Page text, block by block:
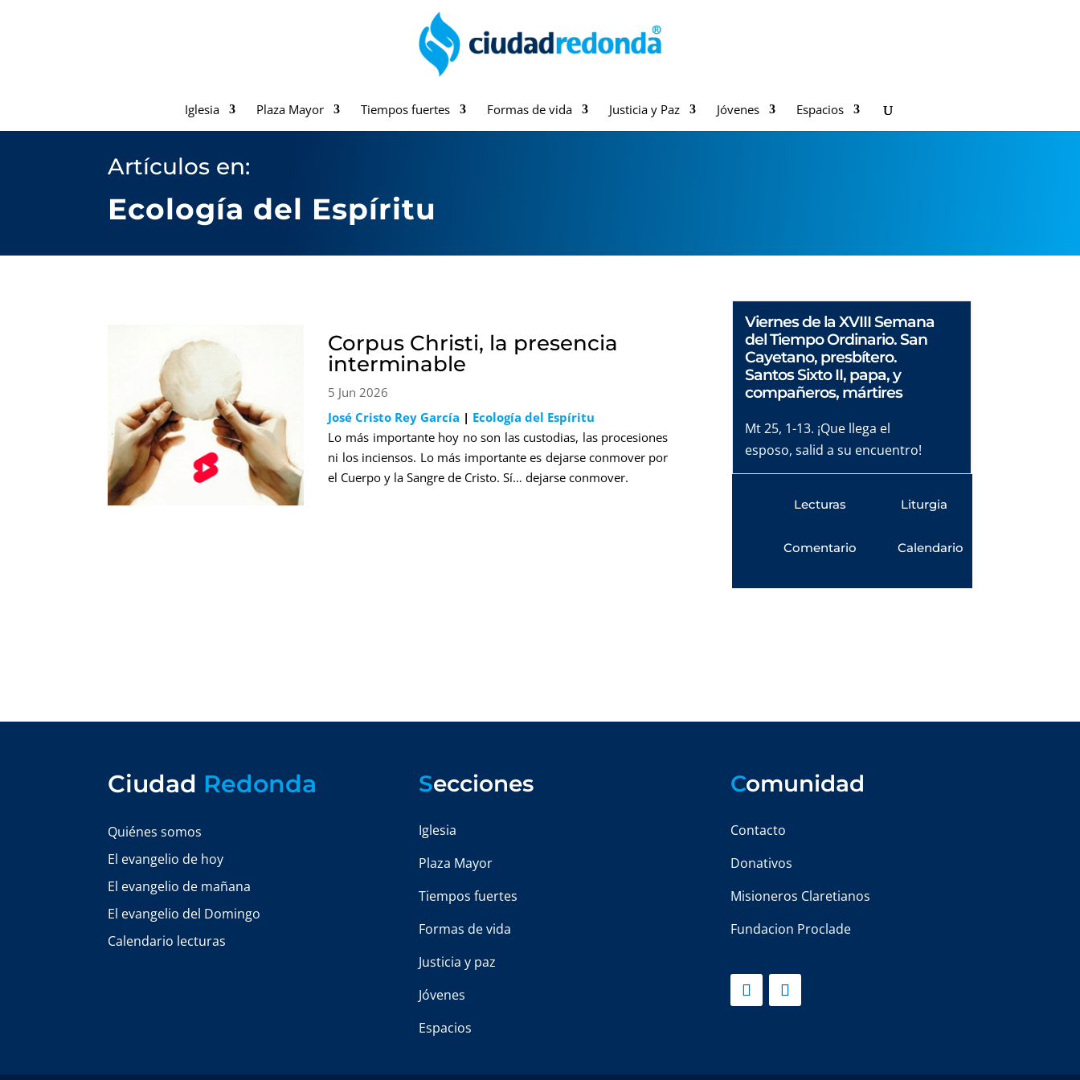
Iglesia Plaza Mayor Tiempos fuertes Formas de vida Justicia y Paz Jóvenes Espacios
Artículos en:
Ecología del Espíritu
Corpus Christi, la presencia
interminable
5 Jun 2026
José Cristo Rey García | Ecología del Espíritu
Lo más importante hoy no son las custodias, las procesiones
ni los inciensos. Lo más importante es dejarse conmover por
el Cuerpo y la Sangre de Cristo. Sí… dejarse conmover.
Viernes de la XVIII Semana
del Tiempo Ordinario. San
Cayetano, presbítero.
Santos Sixto II, papa, y
compañeros, mártires
Mt 25, 1-13. ¡Que llega el
esposo, salid a su encuentro!
Lecturas
Comentario
Liturgia
Calendario
Ciudad Redonda
Quiénes somos
El evangelio de hoy
El evangelio de mañana
El evangelio del Domingo
Calendario lecturas
Secciones
Iglesia
Plaza Mayor
Tiempos fuertes
Formas de vida
Justicia y paz
Jóvenes
Espacios
Comunidad
Contacto
Donativos
Misioneros Claretianos
Fundacion Proclade